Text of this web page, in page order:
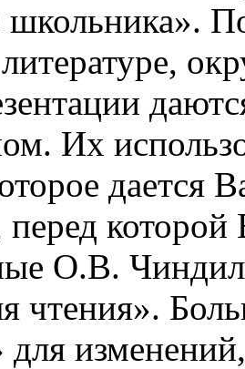
школьника».
Их
дается
перед
О.В.
чтения».